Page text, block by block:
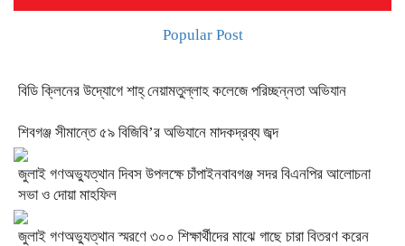
Popular Post
বিডি ক্লিনের উদ্যোগে শাহ্ নেয়ামতুল্লাহ কলেজে পরিচ্ছন্নতা অভিযান
শিবগঞ্জ সীমান্তে ৫৯ বিজিবি’র অভিযানে মাদকদ্রব্য জব্দ
জুলাই গণঅভ্যুত্থান দিবস উপলক্ষে চাঁপাইনবাবগঞ্জ সদর বিএনপির আলোচনা
সভা ও দোয়া মাহফিল
জুলাই গণঅভ্যুত্থান স্মরণে ৩০০ শিক্ষার্থীদের মাঝে গাছে চারা বিতরণ করেন